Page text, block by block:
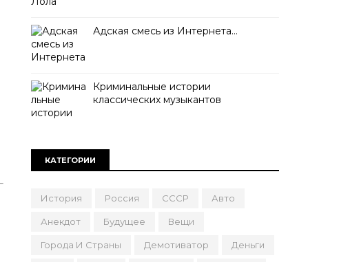
Адская смесь из Интернета…
Криминальные истории
классических музыкантов
КАТЕГОРИИ
История Россия СССР Авто
Анекдот Будущее Вещи
Города И Страны Демотиватор Деньги